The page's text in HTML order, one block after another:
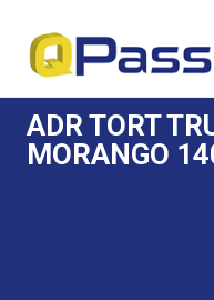
ADR TORT
MORANGO